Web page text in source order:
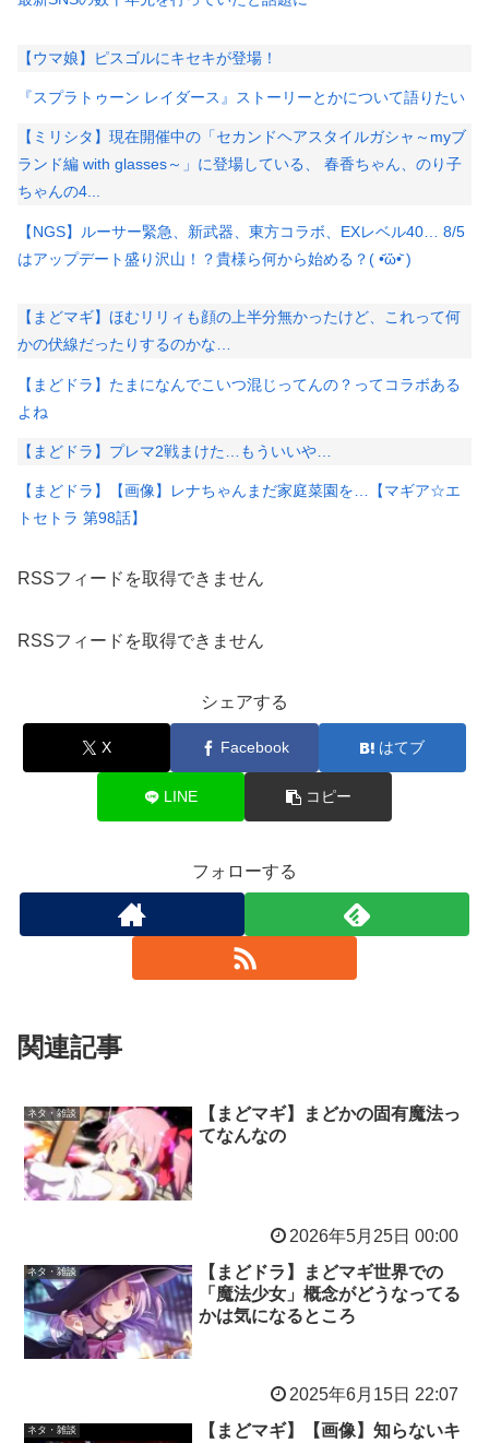
【ウマ娘】ピスゴルにキセキが登場！
『スプラトゥーン レイダース』ストーリーとかについて語りたい
【ミリシタ】現在開催中の「セカンドヘアスタイルガシャ～myブ
ランド編 with glasses～」に登場している、 春香ちゃん、のり子
ちゃんの4...
【NGS】ルーサー緊急、新武器、東方コラボ、EXレベル40… 8/5
はアップデート盛り沢山！？貴様ら何から始める？( •᷄ὤ•᷅ )
【まどマギ】ほむリリィも顔の上半分無かったけど、これって何
かの伏線だったりするのかな…
【まどドラ】たまになんでこいつ混じってんの？ってコラボある
よね
【まどドラ】プレマ2戦まけた…もういいや…
【まどドラ】【画像】レナちゃんまだ家庭菜園を…【マギア☆エ
トセトラ 第98話】
RSSフィードを取得できません
RSSフィードを取得できません
シェアする
X Facebook はてブ
LINE コピー
フォローする
関連記事
ネタ・雑談
【まどマギ】まどかの固有魔法っ
てなんなの
2026年5月25日 00:00
ネタ・雑談
【まどドラ】まどマギ世界での
「魔法少女」概念がどうなってる
かは気になるところ
2025年6月15日 22:07
ネタ・雑談
【まどマギ】【画像】知らないキ